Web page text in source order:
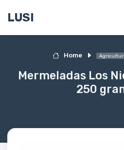
LUSI
Home
Mermeladas Los
250